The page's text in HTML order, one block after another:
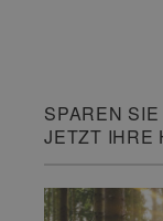
SPAREN
JETZT IHRE